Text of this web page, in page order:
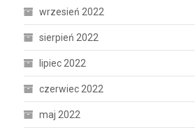
wrzesień 2022
sierpień 2022
lipiec 2022
czerwiec 2022
maj 2022